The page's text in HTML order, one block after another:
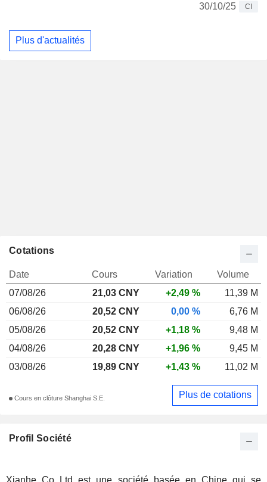
30/10/25
CI
Plus d'actualités
Profil Société
Xianhe Co Ltd est une société basée en Chine qui se
Cotations
Date Cours Variation
Volume
07/08/26
21,03 CNY +2,49 %
11,39 M
06/08/26
20,52 CNY 0,00 %
6,76 M
05/08/26
20,52 CNY +1,18 %
9,48 M
04/08/26
20,28 CNY +1,96 %
9,45 M
03/08/26
19,89 CNY +1,43 % 11,02 M
Cours en clôture Shanghai S.E. Plus de cotations